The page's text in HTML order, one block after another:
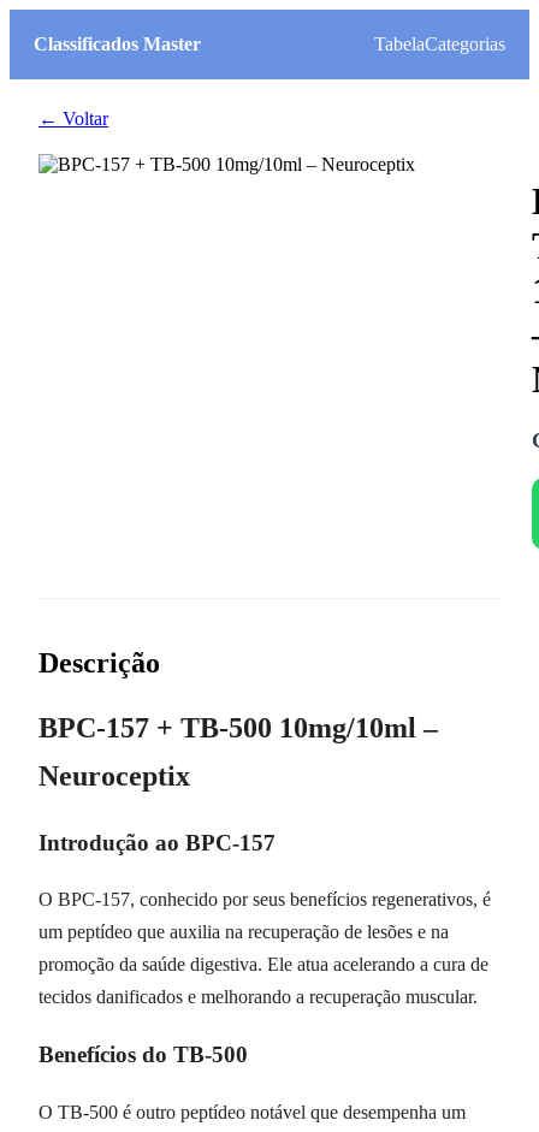
Classificados Master TabelaCategorias
← Voltar
Descrição
BPC-157 + TB-500 10mg/10ml –
Neuroceptix
Introdução ao BPC-157
O BPC-157, conhecido por seus benefícios regenerativos, é
um peptídeo que auxilia na recuperação de lesões e na
promoção da saúde digestiva. Ele atua acelerando a cura de
tecidos danificados e melhorando a recuperação muscular.
Benefícios do TB-500
O TB-500 é outro peptídeo notável que desempenha um